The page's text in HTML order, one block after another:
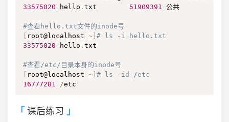
33575020 hello . txt 51909391 公
#查看hello.txt文件的inode号
root@localhost ~ # ls -i hello.txt
33575020 hello . txt
#查看/etc/目录本身的inode号
root@localhost ~ # ls -id /etc
16777281
/etc
课后练习